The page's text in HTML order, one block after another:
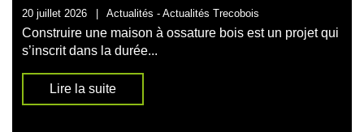
20 juillet 2026 | Actualités - Actualités Trecobois
Construire une maison à ossature bois est un projet qui
s’inscrit dans la durée...
Lire la suite